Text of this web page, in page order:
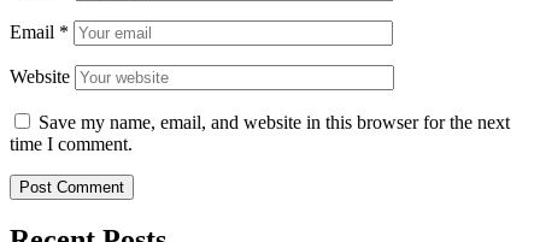
Email *
Website
Save my name, email, and website in this browser for the next
time I comment.